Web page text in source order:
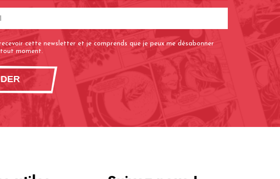
mail
(Nécessaire)
recevoir cette newsletter et je comprends que je peux me désabonner
moment.